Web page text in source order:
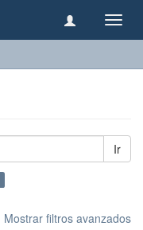
Ir
Mostrar filtros avanzados